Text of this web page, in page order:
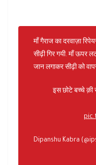
माँ गैराज का दरवाज़ा
सीढ़ी गिर गयी. माँ ऊपर
जान लगाकर सीढ़ी को
इस छोटे बच्चे क़ी